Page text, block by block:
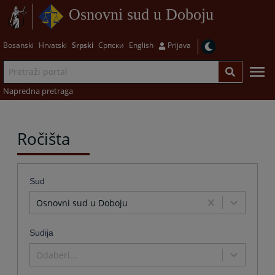
Osnovni sud u Doboju
Bosanski Hrvatski Srpski Српски English Prijava
Napredna pretraga
Ročišta
Sud
Osnovni sud u Doboju
Sudija
Odaberi...